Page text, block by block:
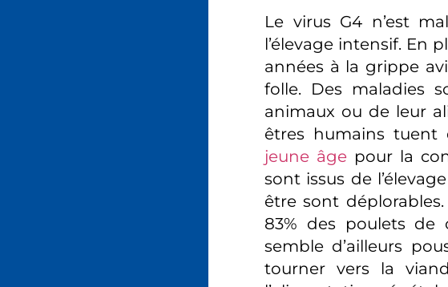
Le virus G4 n’est
l’élevage intensif. En
années à la grippe
folle. Des maladies
animaux ou de leur
êtres humains tuent
jeune âgepour la
sont issus de
être sont déplorables.
83% des poulets de
semble d’ailleurs
tourner vers la